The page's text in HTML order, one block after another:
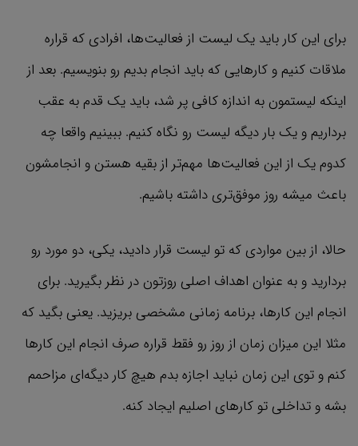
برای این کار باید یک لیست از فعالیت‌ها، افرادی که قراره
ملاقات کنیم و کارهایی که باید انجام بدیم رو بنویسیم. بعد از
اینکه لیستمون به اندازه کافی پر شد، باید یک قدم به عقب
برداریم و یک بار دیگه لیست رو نگاه کنیم. ببینیم واقعا چه
کدوم یک از این فعالیت‌ها مهم‌تر از بقیه هستن و انجامشون
باعث میشه روز موفق‌تری داشته باشیم.
حالا، از بین مواردی که تو لیست قرار دادید، یکی، دو مورد رو
بردارید و به عنوان اهداف اصلی روزتون در نظر بگیرید. برای
انجام این کارها، برنامه زمانی مشخصی بریزید. یعنی بگید که
مثلا این میزان زمان از روز رو فقط قراره صرف انجام این کارها
کنم و توی این زمان نباید اجازه بدم هیچ کار دیگه‌ای مزاحمم
بشه و تداخلی تو کارهای اصلیم ایجاد کنه.